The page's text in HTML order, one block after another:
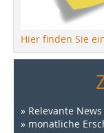
Hier finden Sie
» Relevante
» monatliche